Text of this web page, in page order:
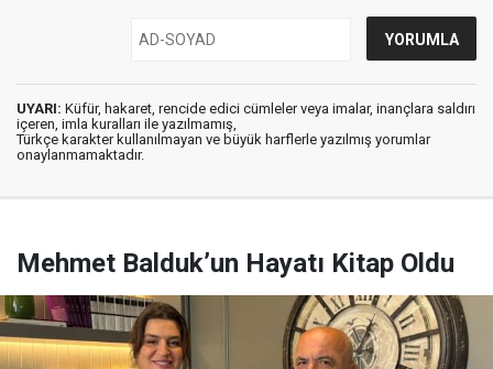
UYARI: Küfür, hakaret, rencide edici cümleler veya imalar, inançlara saldırı
içeren, imla kuralları ile yazılmamış,
Türkçe karakter kullanılmayan ve büyük harflerle yazılmış yorumlar
onaylanmamaktadır.
Mehmet Balduk’un Hayatı Kitap Oldu